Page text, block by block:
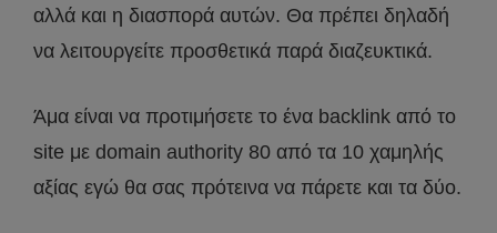
αλλά και η διασπορά αυτών. Θα πρέπει δηλαδή
να λειτουργείτε προσθετικά παρά διαζευκτικά.
Άμα είναι να προτιμήσετε το ένα backlink από το
site με domain authority 80 από τα 10 χαμηλής
αξίας εγώ θα σας πρότεινα να πάρετε και τα δύο.